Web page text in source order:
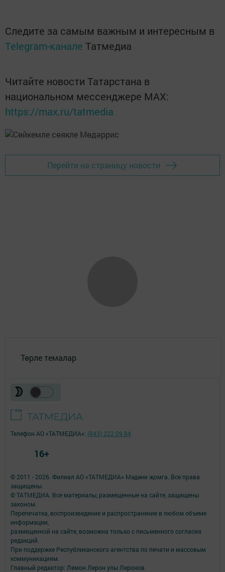
Следите за самым важным и интересным в
Telegram-канале Татмедиа
Читайте новости Татарстана в
национальном мессенджере MАХ:
https://max.ru/tatmedia
Перейти на страницу новости
Төрле темалар
© 2011 - 2026. Филиал АО «ТАТМЕДИА» Мәдәни җомга. Все права
защищены.
© ТАТМЕДИА. Все материалы, размещенные на сайте, защищены
законом.
Перепечатка, воспроизведение и распространение в любом объеме
информации,
размещенной на сайте, возможна только с письменного согласия
редакций.
При поддержке Республиканского агентства по печати и массовым
коммуникациям.
Главный редактор: Лемон Лерон улы Леронов
Телефон АО «ТАТМЕДИА»: (843) 222 09 84
16+